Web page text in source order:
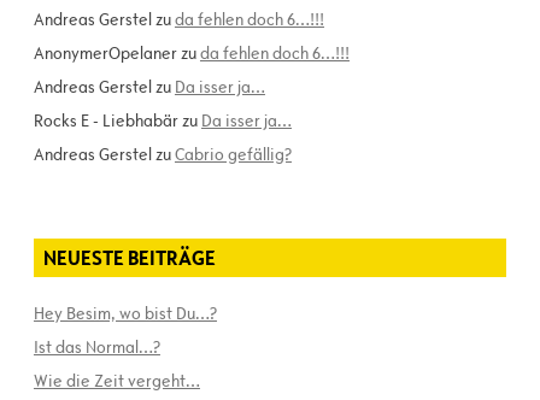
Andreas Gerstelzuda fehlen doch 6…!!!
AnonymerOpelanerzuda fehlen doch 6…!!!
Andreas Gerstelzu Da isser ja…
Rocks E - Liebhabärzu Da isser ja…
Andreas GerstelzuCabrio gefällig?
NEUESTE BEITRÄGE
Hey Besim, wo bist Du…?
Ist das Normal…?
Wie die Zeit vergeht…